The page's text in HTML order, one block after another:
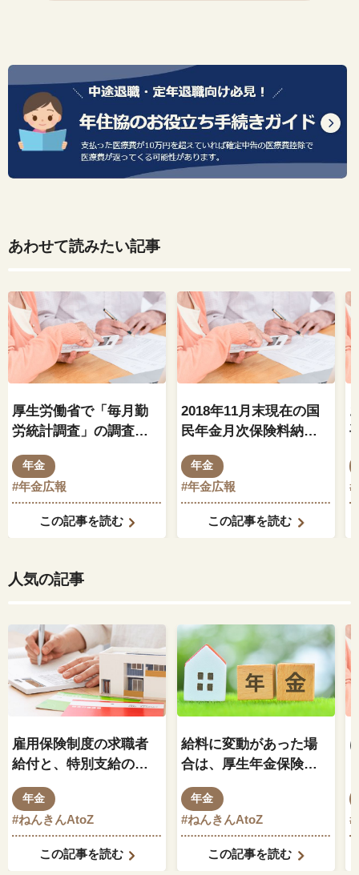
あわせて読みたい記事
厚生労働省で「毎月勤
労統計調査」の調査に
影響～
年金
#年金広報
この記事を読む
2018年11月末現在の国
民年金月次保険料納付
73.1％
年金
#年金広報
この記事を読む
#
人気の記事
雇用保険制度の求職者
給付と、特別支給の老
齢厚生年金の関係はど
のようになっているの
でしょうか？
年金
#ねんきんAtoZ
この記事を読む
給料に変動があった場
合は、厚生年金保険料
もそれに伴って変動し
ますか？
年金
#ねんきんAtoZ
この記事を読む
#